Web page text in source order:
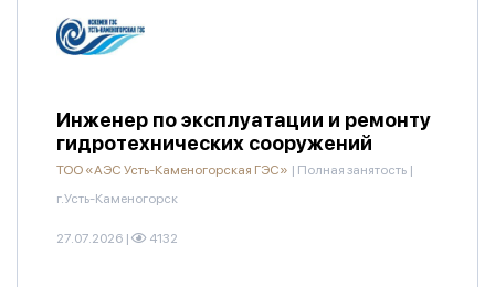
Инженер по эксплуатации и ремонту
гидротехнических сооружений
ТОО «АЭС Усть-Каменогорская ГЭС» | Полная занятость |
г.Усть-Каменогорск
27.07.2026 | 4132